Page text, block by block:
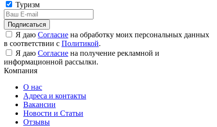
Туризм
Подписаться
Я даю Согласие на обработку моих персональных данных
в соответствии с Политикой.
Я даю Согласие на получение рекламной и
информационной рассылки.
Компания
О нас
Адреса и контакты
Вакансии
Новости и Статьи
Отзывы